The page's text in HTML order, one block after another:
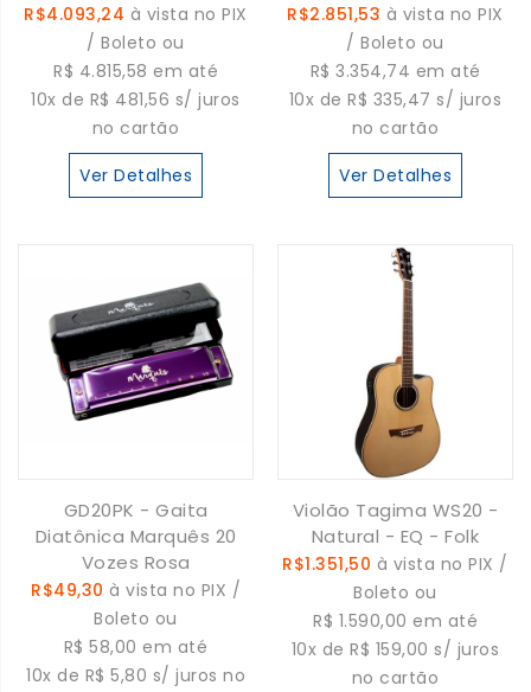
R$4.093,24 à vista no PIX
/ Boleto ou
R$ 4.815,58 em até
10x de R$ 481,56 s/ juros
no cartão
Ver Detalhes
R$2.851,53 à vista no PIX
/ Boleto ou
R$ 3.354,74 em até
10x de R$ 335,47 s/ juros
no cartão
Ver Detalhes
GD20PK - Gaita
Diatônica Marquês 20
Vozes Rosa
R$49,30 à vista no PIX /
Boleto ou
R$ 58,00 em até
10x de R$ 5,80 s/ juros no
Violão Tagima WS20 -
Natural - EQ - Folk
R$1.351,50 à vista no PIX /
Boleto ou
R$ 1.590,00 em até
10x de R$ 159,00 s/ juros
no cartão